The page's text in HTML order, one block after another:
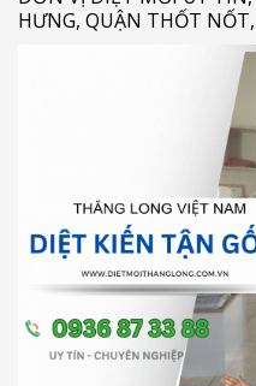
HƯNG, QUẬN THỐT